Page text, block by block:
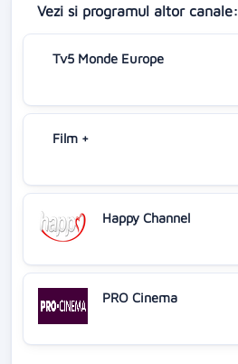
Vezi si programul altor canale:
Tv5 Monde Europe
Film +
Happy Channel
PRO Cinema